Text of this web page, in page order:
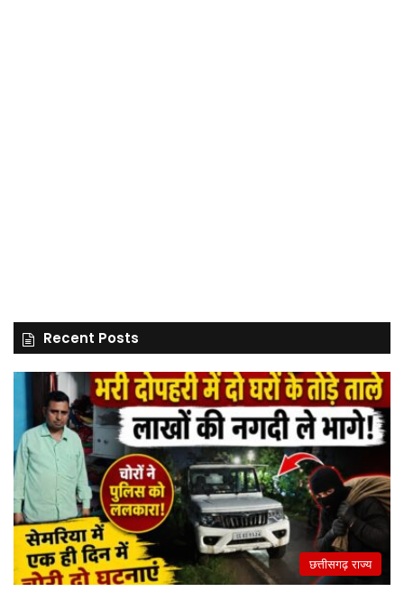
Recent Posts
छत्तीसगढ़ राज्य